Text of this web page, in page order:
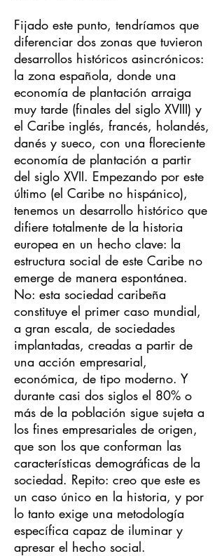
Fijado este punto, tendríamos que
diferenciar dos zonas que tuvieron
desarrollos históricos asincrónicos:
la zona española, donde una
economía de plantación arraiga
muy tarde (finales del siglo XVIII) y
el Caribe inglés, francés, holandés,
danés y sueco, con una floreciente
economía de plantación a partir
del siglo XVII. Empezando por este
último (el Caribe no hispánico),
tenemos un desarrollo histórico que
difiere totalmente de la historia
europea en un hecho clave: la
estructura social de este Caribe no
emerge de manera espontánea.
No: esta sociedad caribeña
constituye el primer caso mundial,
a gran escala, de sociedades
implantadas, creadas a partir de
una acción empresarial,
económica, de tipo moderno. Y
durante casi dos siglos el 80% o
más de la población sigue sujeta a
los fines empresariales de origen,
que son los que conforman las
características demográficas de la
sociedad. Repito: creo que este es
un caso único en la historia, y por
lo tanto exige una metodología
específica capaz de iluminar y
apresar el hecho social.